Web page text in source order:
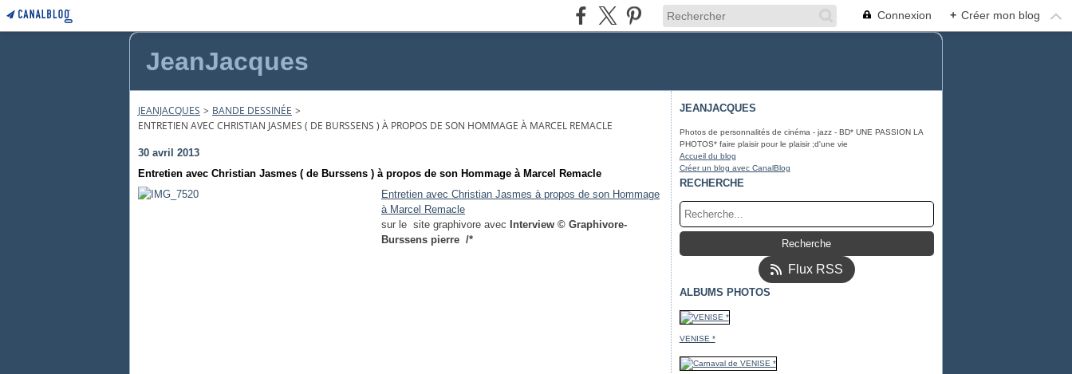
Connexion + Créer mon blog
JeanJacques
JEANJACQUES > BANDE DESSINÉE >
ENTRETIEN AVEC CHRISTIAN JASMES ( DE BURSSENS ) À PROPOS DE SON HOMMAGE À MARCEL REMACLE
30 avril 2013
Entretien avec Christian Jasmes ( de Burssens ) à propos de son Hommage à Marcel Remacle
Entretien avec Christian Jasmes à propos de son Hommage
à Marcel Remacle
sur le site graphivore avec
Interview © Graphivore-
Burssens pierre /*
JEANJACQUES
Photos de personnalités de cinéma - jazz - BD* UNE PASSION LA
PHOTOS* faire plaisir pour le plaisir ;d'une vie
Accueil du blog
Créer un blog avec CanalBlog
RECHERCHE
Flux RSS
ALBUMS PHOTOS
VENISE *